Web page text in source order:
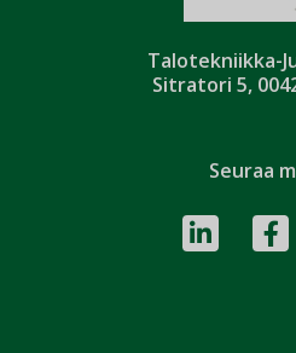
Talotekniikka-
Sitratori 5,
Seuraa